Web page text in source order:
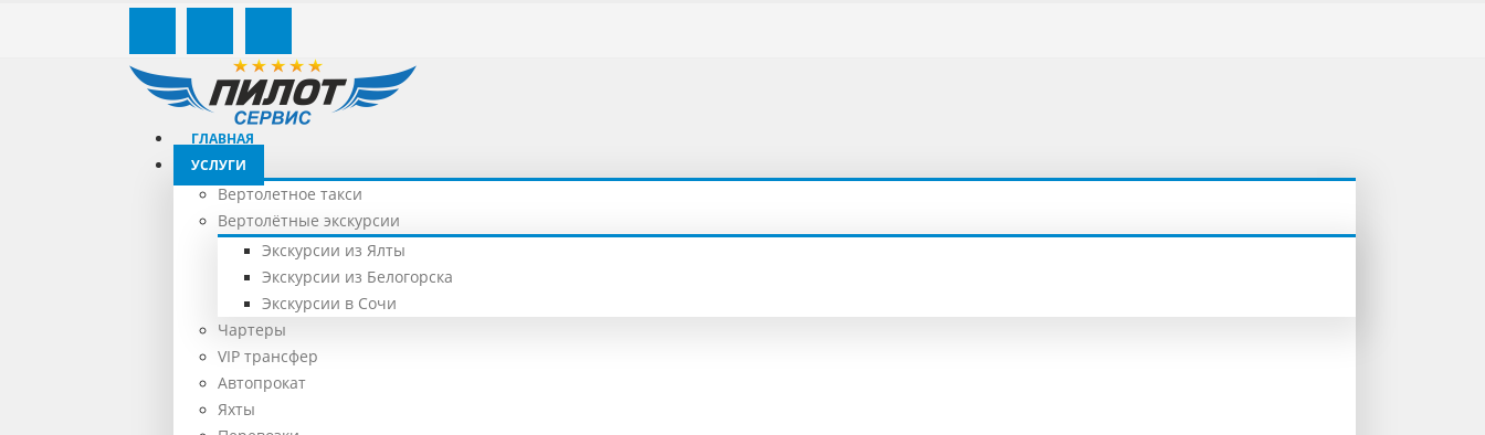
ГЛАВНАЯ
УСЛУГИ
Вертолетное такси
Вертолётные экскурсии
Экскурсии из Ялты
Экскурсии из Белогорска
Экскурсии в Сочи
Чартеры
VIP трансфер
Автопрокат
Яхты